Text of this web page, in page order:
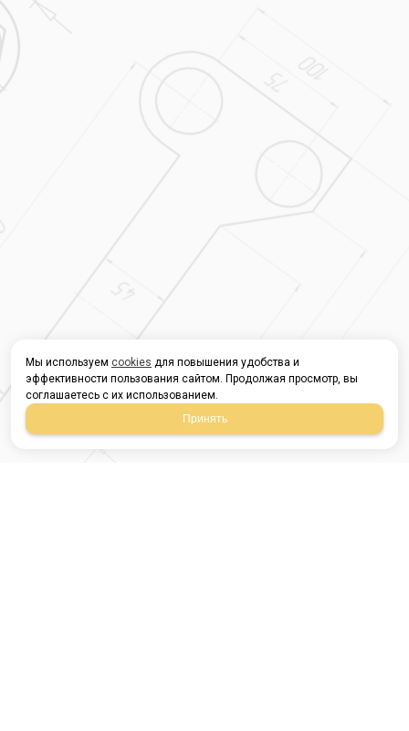
Мы используем cookies для повышения удобства и
эффективности пользования сайтом. Продолжая просмотр, вы
соглашаетесь с их использованием.
Принять